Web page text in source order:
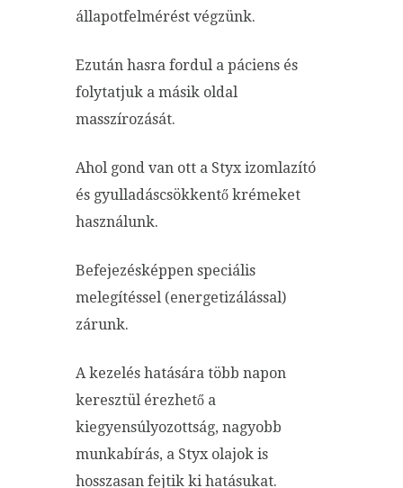
állapotfelmérést végzünk.
Ezután hasra fordul a páciens és
folytatjuk a másik oldal
masszírozását.
Ahol gond van ott a Styx izomlazító
és gyulladáscsökkentő krémeket
használunk.
Befejezésképpen speciális
melegítéssel (energetizálással)
zárunk.
A kezelés hatására több napon
keresztül érezhető a
kiegyensúlyozottság, nagyobb
munkabírás, a Styx olajok is
hosszasan fejtik ki hatásukat.